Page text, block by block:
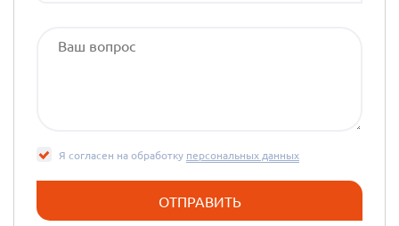
Я согласен на обработку персональных данных